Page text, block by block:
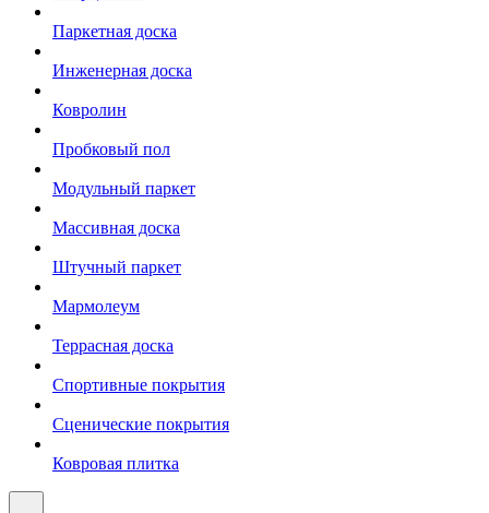
Паркетная доска
Инженерная доска
Ковролин
Пробковый пол
Модульный паркет
Массивная доска
Штучный паркет
Мармолеум
Террасная доска
Спортивные покрытия
Сценические покрытия
Ковровая плитка